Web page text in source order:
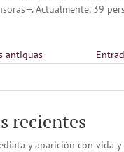
Actualmente, 39
antiguas
recientes
y aparición con vida y